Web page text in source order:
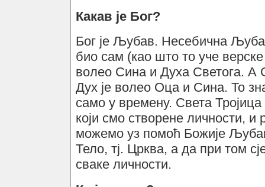
Какав је Бог?
Бог је Љубав. Несебична
био сам (као што то уче
волео Сина и Духа Светога. А
Дух је волео Оца и Сина. То
само у времену. Света
који смо створене личности,
можемо уз помоћ Божије
Тело, тј. Црква, а да при том
сваке личности.